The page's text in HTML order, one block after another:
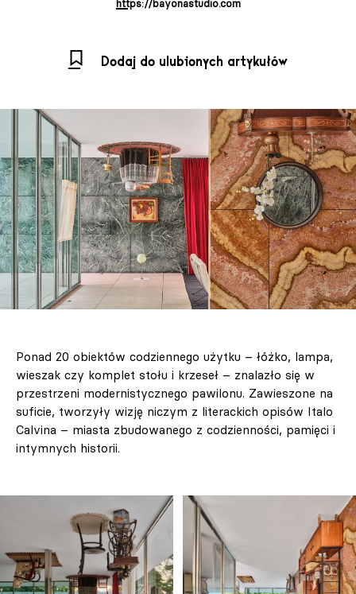
https://bayonastudio.com
Dodaj do ulubionych artykułów
Ponad 20 obiektów codziennego użytku – łóżko, lampa,
wieszak czy komplet stołu i krzeseł – znalazło się w
przestrzeni modernistycznego pawilonu. Zawieszone na
suficie, tworzyły wizję niczym z literackich opisów Italo
Calvina – miasta zbudowanego z codzienności, pamięci i
intymnych historii.